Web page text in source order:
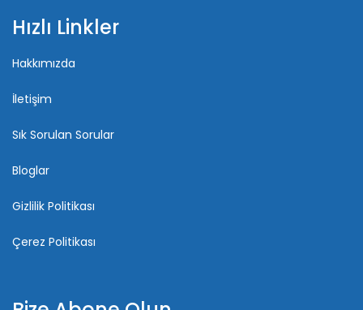
Hızlı Linkler
Hakkımızda
İletişim
Sık Sorulan Sorular
Bloglar
Gizlilik Politikası
Çerez Politikası